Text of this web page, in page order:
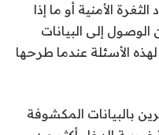
الأمنية أو ما إذا
إلى البيانات
المكشوفة. لم يستجب CERT-In لهذه الأسئلة عندما طرحها
بالبيانات المكشوفة